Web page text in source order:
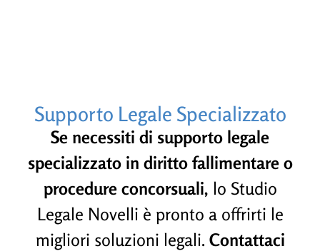
Supporto Legale Specializzato
Se necessiti di supporto legale
specializzato in diritto fallimentare o
procedure concorsuali, lo Studio
Legale Novelli è pronto a offrirti le
migliori soluzioni legali. Contattaci